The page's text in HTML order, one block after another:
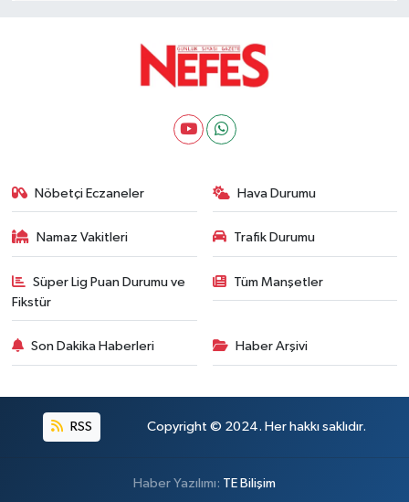
Nöbetçi Eczaneler Hava Durumu
Namaz Vakitleri Trafik Durumu
Süper Lig Puan Durumu ve
Fikstür
Tüm Manşetler
Son Dakika Haberleri Haber Arşivi
RSS Copyright © 2024. Her hakkı saklıdır.
Haber Yazılımı: TE Bilişim